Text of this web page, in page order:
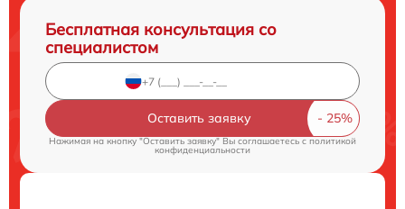
Бесплатная консультация со
специалистом
Оставить заявку
Нажимая на кнопку "Оставить заявку" Вы соглашаетесь c политикой
конфиденциальности